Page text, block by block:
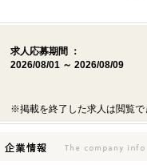
求人応募期間 ：
2026/08/01 ～ 2026/08/09
※掲載を終了した求人は閲覧で